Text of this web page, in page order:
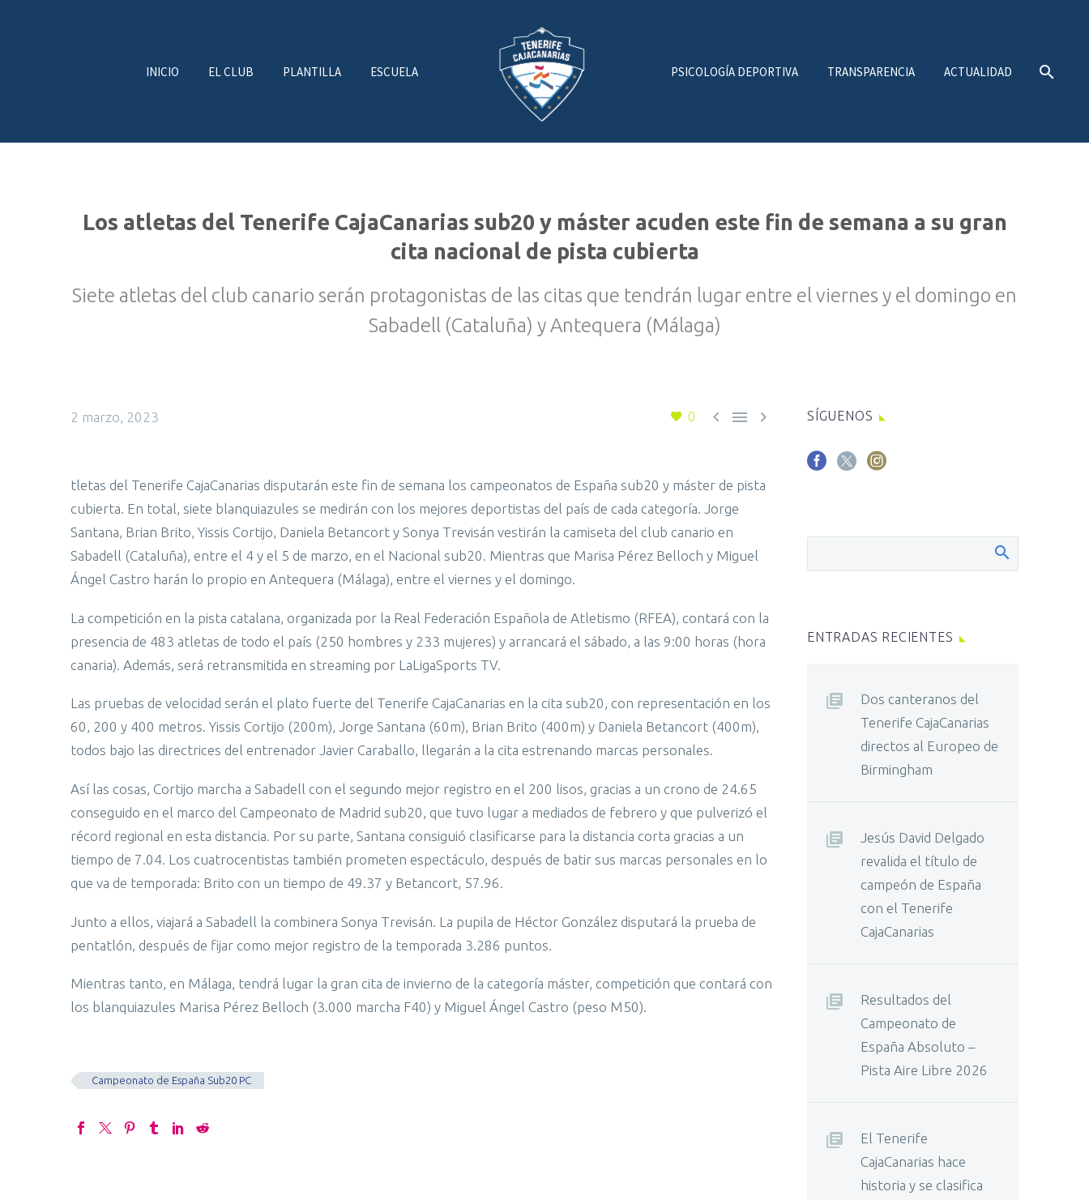
INICIO EL CLUB PLANTILLA ESCUELA PSICOLOGÍA DEPORTIVA TRANSPARENCIA ACTUALIDAD
Los atletas del Tenerife CajaCanarias sub20 y máster acuden este fin de semana a su gran
cita nacional de pista cubierta
Siete atletas del club canario serán protagonistas de las citas que tendrán lugar entre el viernes y el domingo en
Sabadell (Cataluña) y Antequera (Málaga)
0   
2 marzo, 2023
tletas del Tenerife CajaCanarias disputarán este fin de semana los campeonatos de España sub20 y máster de pista
cubierta. En total, siete blanquiazules se medirán con los mejores deportistas del país de cada categoría. Jorge
Santana, Brian Brito, Yissis Cortijo, Daniela Betancort y Sonya Trevisán vestirán la camiseta del club canario en
Sabadell (Cataluña), entre el 4 y el 5 de marzo, en el Nacional sub20. Mientras que Marisa Pérez Belloch y Miguel
Ángel Castro harán lo propio en Antequera (Málaga), entre el viernes y el domingo.
La competición en la pista catalana, organizada por la Real Federación Española de Atletismo (RFEA), contará con la
presencia de 483 atletas de todo el país (250 hombres y 233 mujeres) y arrancará el sábado, a las 9:00 horas (hora
canaria). Además, será retransmitida en streaming por LaLigaSports TV.
Las pruebas de velocidad serán el plato fuerte del Tenerife CajaCanarias en la cita sub20, con representación en los
60, 200 y 400 metros. Yissis Cortijo (200m), Jorge Santana (60m), Brian Brito (400m) y Daniela Betancort (400m),
todos bajo las directrices del entrenador Javier Caraballo, llegarán a la cita estrenando marcas personales.
Así las cosas, Cortijo marcha a Sabadell con el segundo mejor registro en el 200 lisos, gracias a un crono de 24.65
conseguido en el marco del Campeonato de Madrid sub20, que tuvo lugar a mediados de febrero y que pulverizó el
récord regional en esta distancia. Por su parte, Santana consiguió clasificarse para la distancia corta gracias a un
tiempo de 7.04. Los cuatrocentistas también prometen espectáculo, después de batir sus marcas personales en lo
que va de temporada: Brito con un tiempo de 49.37 y Betancort, 57.96.
Junto a ellos, viajará a Sabadell la combinera Sonya Trevisán. La pupila de Héctor González disputará la prueba de
pentatlón, después de fijar como mejor registro de la temporada 3.286 puntos.
Mientras tanto, en Málaga, tendrá lugar la gran cita de invierno de la categoría máster, competición que contará con
los blanquiazules Marisa Pérez Belloch (3.000 marcha F40) y Miguel Ángel Castro (peso M50).
Campeonato de España Sub20 PC
SÍGUENOS
ENTRADAS RECIENTES
Dos canteranos del
Tenerife CajaCanarias
directos al Europeo de
Birmingham
Jesús David Delgado
revalida el título de
campeón de España
con el Tenerife
CajaCanarias
Resultados del
Campeonato de
España Absoluto –
Pista Aire Libre 2026
El Tenerife
CajaCanarias hace
historia y se clasifica